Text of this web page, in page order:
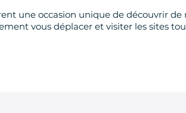
une occasion unique de découvrir
vous déplacer et visiter les sites